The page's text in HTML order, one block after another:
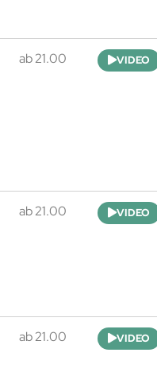
ab 21.00 VIDEO
ab 21.00 VIDEO
ab 21.00 VIDEO